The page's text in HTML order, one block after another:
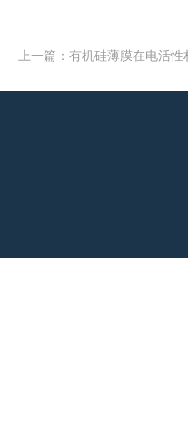
上一篇：有机硅薄膜在电活性